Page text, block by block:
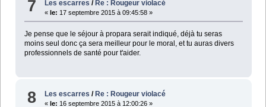
7 Les escarres /Re : Rougeur violacé
«le: 17 septembre 2015 à 09:45:58 »
Je pense que le séjour à propara serait indiqué, déjà tu seras
moins seul donc ça sera meilleur pour le moral, et tu auras divers
professionnels de santé pour t'aider.
8 Les escarres / Re : Rougeur violacé
«le: 16 septembre 2015 à 12:00:26 »